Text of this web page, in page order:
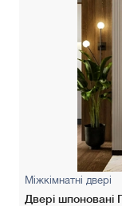
Міжкімнатні двері
Двері шпоновані